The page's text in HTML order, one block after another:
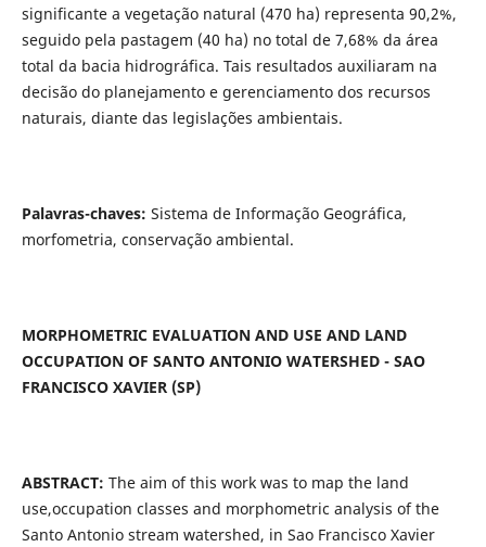
significante a vegetação natural (470 ha) representa 90,2%,
seguido pela pastagem (40 ha) no total de 7,68% da área
total da bacia hidrográfica. Tais resultados auxiliaram na
decisão do planejamento e gerenciamento dos recursos
naturais, diante das legislações ambientais.
Palavras-chaves: Sistema de Informação Geográfica,
morfometria, conservação ambiental.
MORPHOMETRIC EVALUATION AND USE AND LAND
OCCUPATION OF SANTO ANTONIO WATERSHED - SAO
FRANCISCO XAVIER (SP)
ABSTRACT: The aim of this work was to map the land
use,occupation classes and morphometric analysis of the
Santo Antonio stream watershed, in Sao Francisco Xavier